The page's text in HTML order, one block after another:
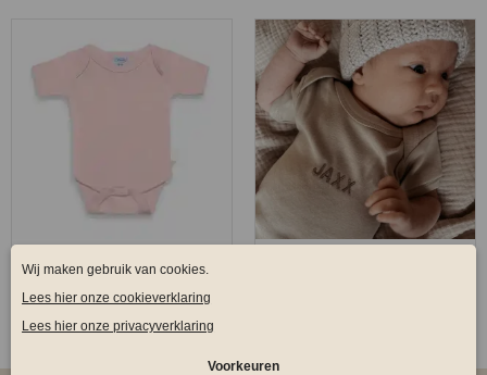
FUNNIES ROMPER
€12,00